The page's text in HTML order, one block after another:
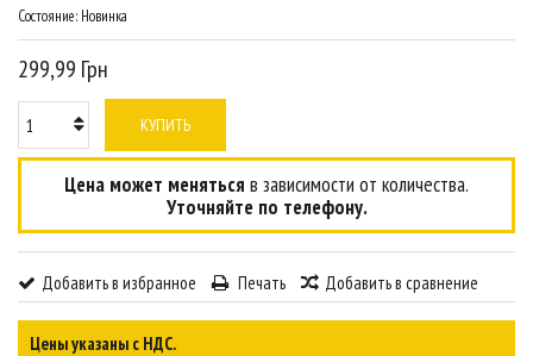
Состояние: Новинка
299,99 Грн
КУПИТЬ
Цена может меняться в зависимости от количества.
Уточняйте по телефону.
Добавить в избранное Печать Добавить в сравнение
Цены указаны с НДС.